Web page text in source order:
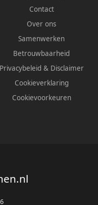
Contact
Over ons
Samenwerken
Betrouwbaarheid
Privacybeleid & Disclaimer
Cookieverklaring
Cookievoorkeuren